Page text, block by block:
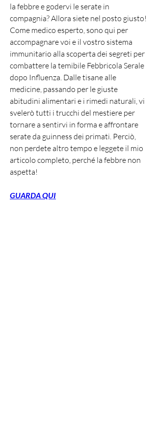
la febbre e godervi le serate in
compagnia? Allora siete nel posto giusto!
Come medico esperto, sono qui per
accompagnare voi e il vostro sistema
immunitario alla scoperta dei segreti per
combattere la temibile Febbricola Serale
dopo Influenza. Dalle tisane alle
medicine, passando per le giuste
abitudini alimentari e i rimedi naturali, vi
svelerò tutti i trucchi del mestiere per
tornare a sentirvi in forma e affrontare
serate da guinness dei primati. Perciò,
non perdete altro tempo e leggete il mio
articolo completo, perché la febbre non
aspetta!
GUARDA QUI